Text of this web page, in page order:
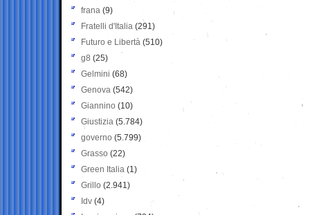
frana (9)
Fratelli d'Italia (291)
Futuro e Libertà (510)
g8 (25)
Gelmini (68)
Genova (542)
Giannino (10)
Giustizia (5.784)
governo (5.799)
Grasso (22)
Green Italia (1)
Grillo (2.941)
Idv (4)